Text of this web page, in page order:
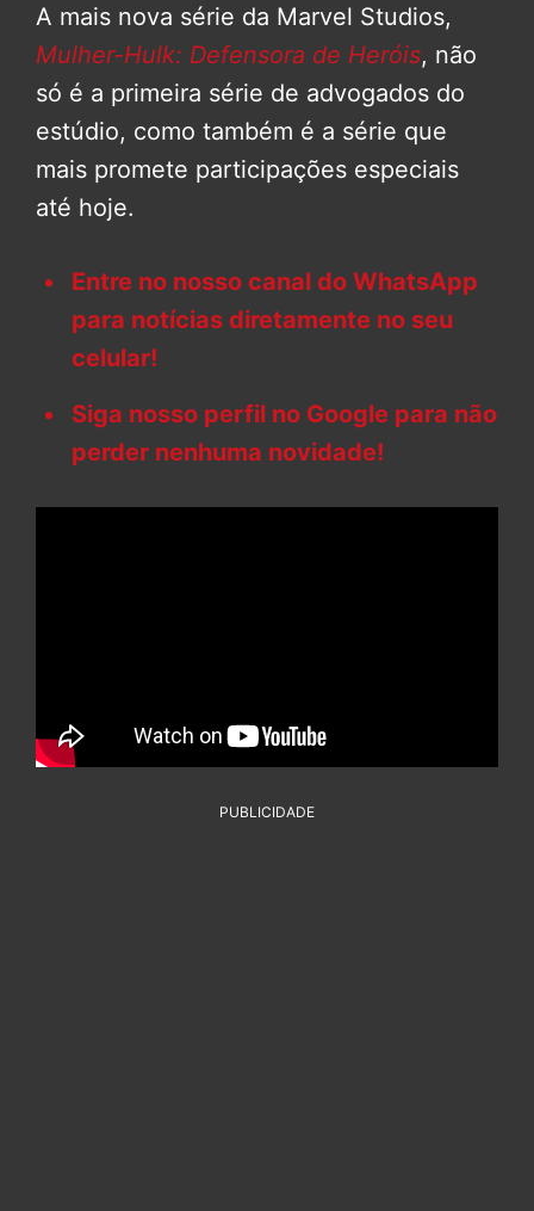
A mais nova série da Marvel Studios,
Mulher-Hulk: Defensora de Heróis, não
só é a primeira série de advogados do
estúdio, como também é a série que
mais promete participações especiais
até hoje.
Entre no nosso canal do WhatsApp
para notícias diretamente no seu
celular!
Siga nosso perfil no Google para não
perder nenhuma novidade!
PUBLICIDADE